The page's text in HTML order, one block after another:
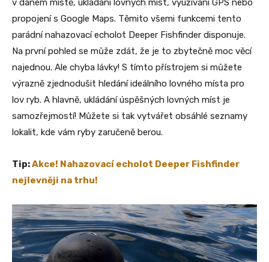
v daném místě, ukládání lovných míst, využívání GPS nebo
propojení s Google Maps. Těmito všemi funkcemi tento
parádní nahazovací echolot Deeper Fishfinder disponuje.
Na první pohled se může zdát, že je to zbytečně moc věcí
najednou. Ale chyba lávky! S tímto přístrojem si můžete
výrazně zjednodušit hledání ideálního lovného místa pro
lov ryb. A hlavně, ukládání úspěšných lovných míst je
samozřejmostí! Můžete si tak vytvářet obsáhlé seznamy
lokalit, kde vám ryby zaručeně berou.
Tip:Akce! Nahazovací echolot Deeper Fishfinder
nejlevněji na trhu!